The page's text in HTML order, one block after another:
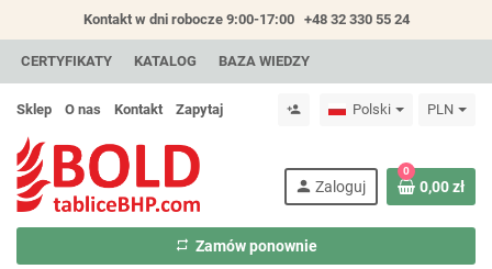
Kontakt w dni robocze 9:00-17:00 +48 32 330 55 24
CERTYFIKATY KATALOG BAZA WIEDZY
Sklep O nas Kontakt Zapytaj person_add Polski PLN
person Zaloguj
repeat Zamów ponownie
0
0,00 zł